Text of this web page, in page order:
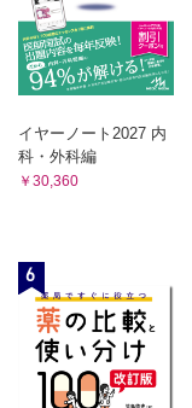
イヤーノート2027 内
科・外科編
￥30,360
6